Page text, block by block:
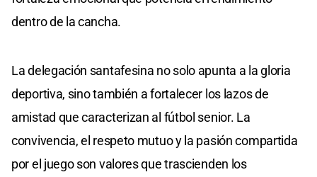
dentro de la cancha.
La delegación santafesina no solo apunta a la gloria
deportiva, sino también a fortalecer los lazos de
amistad que caracterizan al fútbol senior. La
convivencia, el respeto mutuo y la pasión compartida
por el juego son valores que trascienden los